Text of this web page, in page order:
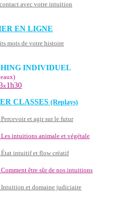
avec votre intuition
EN LIGNE
mots de votre histoire
INDIVIDUEL
x1h30
CLASSES (Replays)
et agir sur le futur
intuitions animale et végétale
État intuitif et flow créatif
être sûr de nos intuitions
et domaine judiciaire